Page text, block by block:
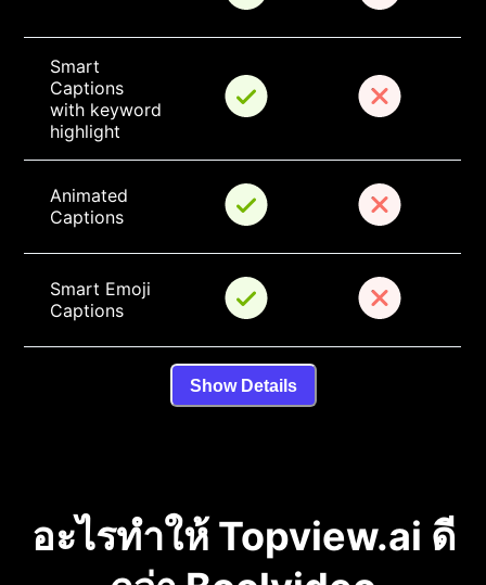
Smart
Captions
with keyword
highlight
Animated
Captions
Smart Emoji
Captions
Show Details
อะไรทำให้ Topview.ai ดี